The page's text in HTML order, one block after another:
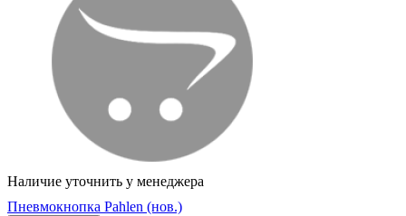
Наличие уточнить у менеджера
Пневмокнопка Pahlen (нов.)